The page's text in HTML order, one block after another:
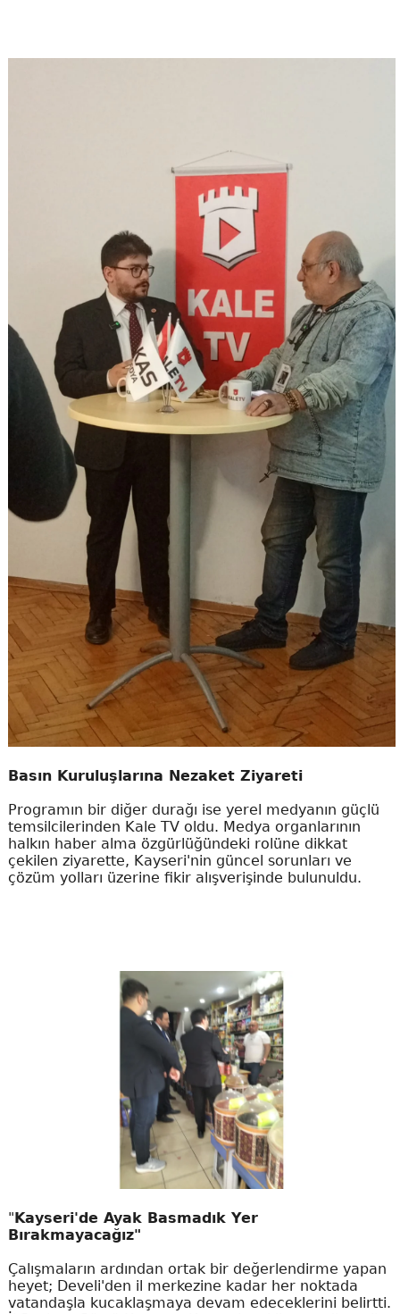
Basın Kuruluşlarına Nezaket Ziyareti
Programın bir diğer durağı ise yerel medyanın güçlü
temsilcilerinden Kale TV oldu. Medya organlarının
halkın haber alma özgürlüğündeki rolüne dikkat
çekilen ziyarette, Kayseri'nin güncel sorunları ve
çözüm yolları üzerine fikir alışverişinde bulunuldu.
" Kayseri'de Ayak Basmadık Yer
Bırakmayacağız"
Çalışmaların ardından ortak bir değerlendirme yapan
heyet; Develi'den il merkezine kadar her noktada
vatandaşla kucaklaşmaya devam edeceklerini belirtti.